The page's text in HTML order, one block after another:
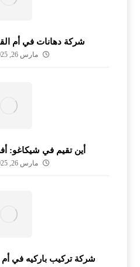
شركة دهانات في أم القيوين
مارس 26, 2025
أين تقيم في شيكاغو:
مارس 26, 2025
شركة تركيب باركيه في أم القيوين